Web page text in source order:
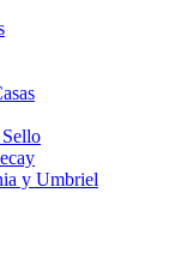
y Umbriel